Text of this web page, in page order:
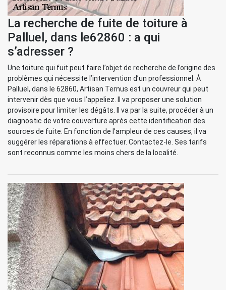
La recherche de fuite de toiture à
Palluel, dans le62860 : a qui
s’adresser ?
Une toiture qui fuit peut faire l’objet de recherche de l’origine des
problèmes qui nécessite l’intervention d’un professionnel. À
Palluel, dans le 62860, Artisan Ternus est un couvreur qui peut
intervenir dès que vous l’appeliez. Il va proposer une solution
provisoire pour limiter les dégâts. Il va par la suite, procéder à un
diagnostic de votre couverture après cette identification des
sources de fuite. En fonction de l’ampleur de ces causes, il va
suggérer les réparations à effectuer. Contactez-le. Ses tarifs
sont reconnus comme les moins chers de la localité.